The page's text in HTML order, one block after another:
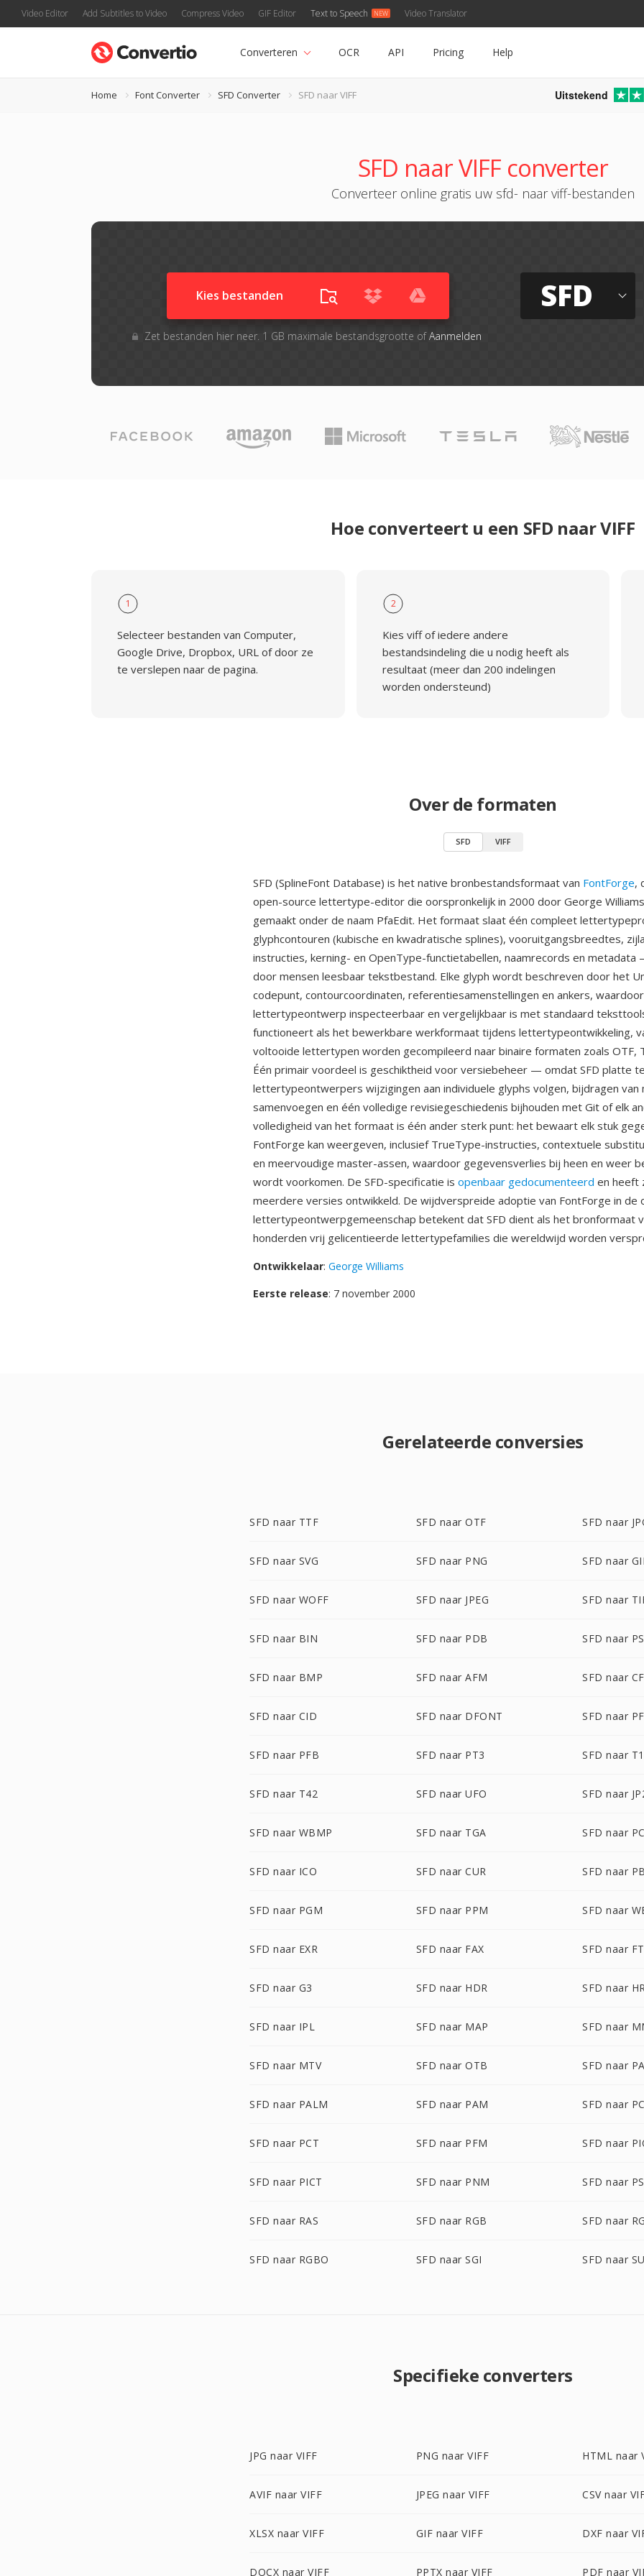
Video Editor Add Subtitles to Video Compress Video GIF Editor Text to Speech Video Translator
Converteren OCR API Pricing Help
Home Font Converter SFD Converter SFD naar VIFF Uitstekend
SFD naar VIFF converter
Converteer online gratis uw sfd- naar viff-bestanden
Kies bestanden
Zet bestanden hier neer. 1 GB maximale bestandsgrootte ofAanmelden
SFD
Hoe converteert u een SFD naar VIFF
1
Selecteer bestanden van Computer,
Google Drive, Dropbox, URL of door ze
te verslepen naar de pagina.
2
Kies viff of iedere andere
bestandsindeling die u nodig heeft als
resultaat (meer dan 200 indelingen
worden ondersteund)
Over de formaten
SFD VIFF
SFD (SplineFont Database) is het native bronbestandsformaat van FontForge,
open-source lettertype-editor die oorspronkelijk in 2000 door George
gemaakt onder de naam PfaEdit. Het formaat slaat één compleet
glyphcontouren (kubische en kwadratische splines), vooruitgangsbreedtes,
instructies, kerning- en OpenType-functietabellen, naamrecords en metadata
door mensen leesbaar tekstbestand. Elke glyph wordt beschreven door het
codepunt, contourcoordinaten, referentiesamenstellingen en ankers,
lettertypeontwerp inspecteerbaar en vergelijkbaar is met standaard
functioneert als het bewerkbare werkformaat tijdens lettertypeontwikkeling,
voltooide lettertypen worden gecompileerd naar binaire formaten zoals OTF,
Één primair voordeel is geschiktheid voor versiebeheer — omdat SFD platte
lettertypeontwerpers wijzigingen aan individuele glyphs volgen, bijdragen van
samenvoegen en één volledige revisiegeschiedenis bijhouden met Git of elk
volledigheid van het formaat is één ander sterk punt: het bewaart elk stuk
FontForge kan weergeven, inclusief TrueType-instructies, contextuele
en meervoudige master-assen, waardoor gegevensverlies bij heen en weer
wordt voorkomen. De SFD-specificatie is openbaar gedocumenteerd en heeft
meerdere versies ontwikkeld. De wijdverspreide adoptie van FontForge in de
lettertypeontwerpgemeenschap betekent dat SFD dient als het bronformaat
honderden vrij gelicentieerde lettertypefamilies die wereldwijd worden
Ontwikkelaar: George Williams
Eerste release: 7 november 2000
Gerelateerde conversies
SFD naar TTF SFD naar OTF SFD naar
SFD naar SVG SFD naar PNG SFD naar
SFD naar WOFF SFD naar JPEG SFD naar
SFD naar BIN SFD naar PDB SFD naar PS
SFD naar BMP SFD naar AFM SFD naar
SFD naar CID SFD naar DFONT SFD naar
SFD naar PFB SFD naar PT3 SFD naar
SFD naar T42 SFD naar UFO SFD naar
SFD naar WBMP SFD naar TGA SFD naar
SFD naar ICO SFD naar CUR SFD naar
SFD naar PGM SFD naar PPM SFD naar
SFD naar EXR SFD naar FAX SFD naar
SFD naar G3 SFD naar HDR SFD naar
SFD naar IPL SFD naar MAP SFD naar
SFD naar MTV SFD naar OTB SFD naar
SFD naar PALM SFD naar PAM SFD naar
SFD naar PCT SFD naar PFM SFD naar
SFD naar PICT SFD naar PNM SFD naar
SFD naar RAS SFD naar RGB SFD naar
SFD naar RGBO SFD naar SGI SFD naar
Specifieke converters
JPG naar VIFF PNG naar VIFF HTML naar
AVIF naar VIFF JPEG naar VIFF CSV naar
XLSX naar VIFF GIF naar VIFF DXF naar
DOCX naar VIFF PPTX naar VIFF PDF naar